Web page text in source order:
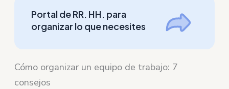
Portal de RR. HH. para
organizar lo que necesites
Cómo organizar un equipo de trabajo: 7
consejos